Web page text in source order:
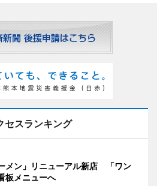
セスランキング
メン」リニューアル新店 「ワン
板メニューへ